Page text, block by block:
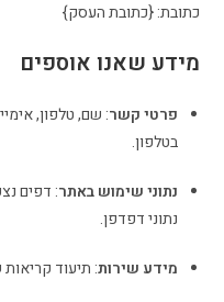
כתובת: {כתובת העסק}
מידע שאנו אוספים
פרטי קשר: שם, טלפון,
בטלפון.
נתוני שימוש באתר
נתוני דפדפן.
מידע שירות: תיעוד